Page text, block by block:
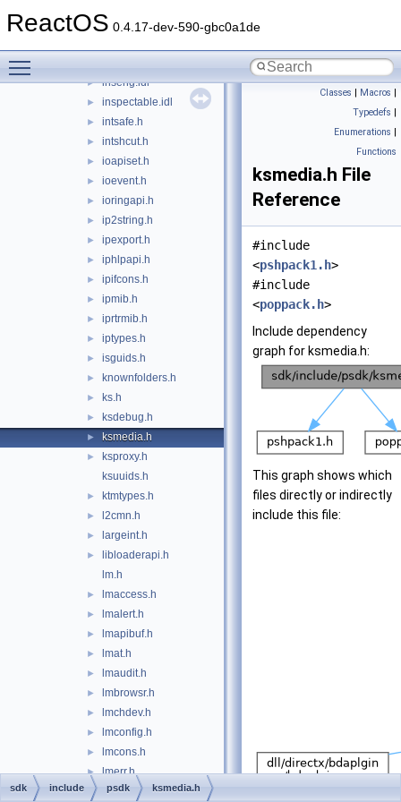
ReactOS 0.4.17-dev-590-gbc0a1de
► indexsrv.idl
► inseng.idl
► inspectable.idl
► intsafe.h
► intshcut.h
► ioapiset.h
► ioevent.h
► ioringapi.h
► ip2string.h
► ipexport.h
► iphlpapi.h
► ipifcons.h
► ipmib.h
► iprtrmib.h
► iptypes.h
► isguids.h
► knownfolders.h
► ks.h
► ksdebug.h
► ksmedia.h
►
ksproxy.h
ksuuids.h
► ktmtypes.h
► l2cmn.h
► largeint.h
►
libloaderapi.h
lm.h
► lmaccess.h
► lmalert.h
► lmapibuf.h
► lmat.h
► lmaudit.h
► lmbrowsr.h
► lmchdev.h
► lmconfig.h
► lmcons.h
► lmerr.h
► lmerrlog.h
Classes | Macros |
Typedefs |
Enumerations |
Functions
ksmedia.h File
Reference
#include
<pshpack1.h>
#include
<poppack.h>
Include dependency
graph for ksmedia.h:
This graph shows which
files directly or indirectly
include this file:
sdk include psdk ksmedia.h